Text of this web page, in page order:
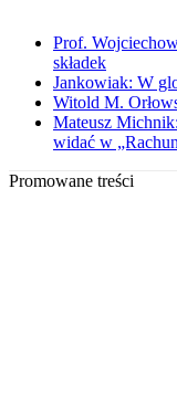
Prof.
składek
Jankowiak: W
Witold M.
Mateusz
widać w
Promowane treści